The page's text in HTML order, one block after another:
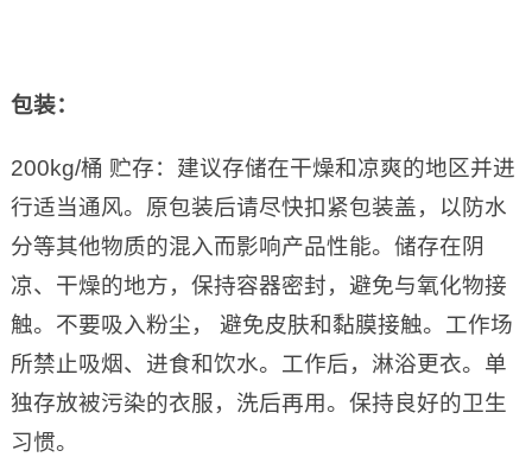
包装：
200kg/桶 贮存：建议存储在干燥和凉爽的地区并进
行适当通风。原包装后请尽快扣紧包装盖，以防水
分等其他物质的混入而影响产品性能。储存在阴
凉、干燥的地方，保持容器密封，避免与氧化物接
触。不要吸入粉尘， 避免皮肤和黏膜接触。工作场
所禁止吸烟、进食和饮水。工作后，淋浴更衣。单
独存放被污染的衣服，洗后再用。保持良好的卫生
习惯。